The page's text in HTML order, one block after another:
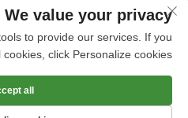
حقوق النشر ©
المحدودة.سياسة الخصوصية
التمرير إلى الأعلى
We value your privacy
to provide our services. If you
click Personalize cookies.
all